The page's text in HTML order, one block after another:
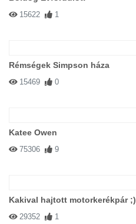
15622 1
Rémségek Simpson háza
15469 0
Katee Owen
75306 9
Kakival hajtott motorkerékpár ;)
29352 1